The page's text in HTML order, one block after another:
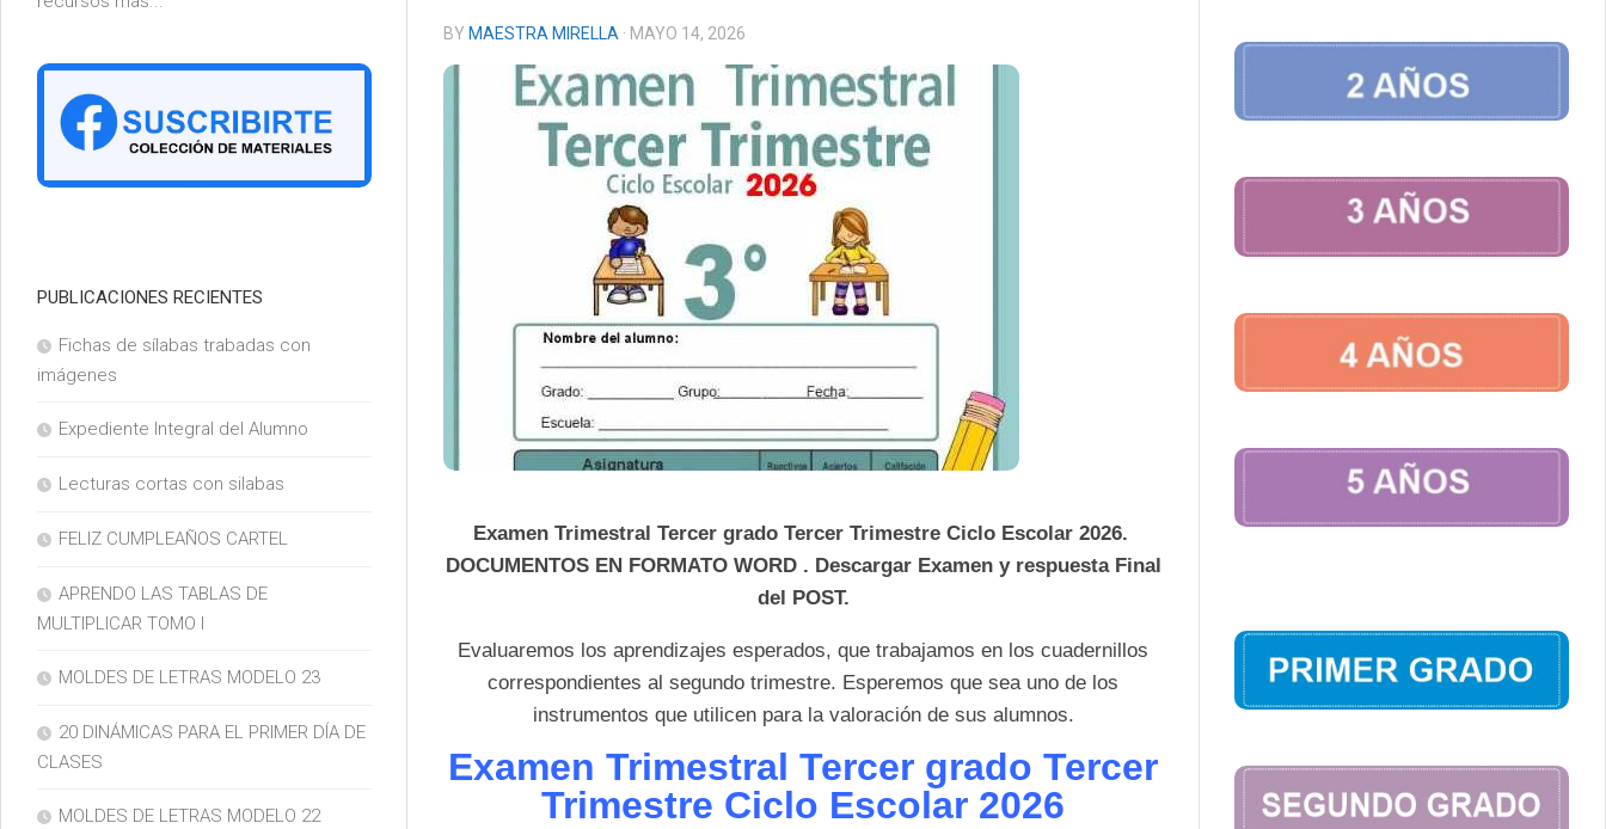
BY MAESTRA MIRELLA · MAYO 14, 2026
Examen Trimestral Tercer grado Tercer Trimestre Ciclo Escolar 2026.
DOCUMENTOS EN FORMATO WORD . Descargar Examen y respuesta Final
del POST.
Evaluaremos los aprendizajes esperados, que trabajamos en los cuadernillos
correspondientes al segundo trimestre. Esperemos que sea uno de los
instrumentos que utilicen para la valoración de sus alumnos.
Examen Trimestral Tercer grado Tercer
Trimestre Ciclo Escolar 2026
PUBLICACIONES RECIENTES
Fichas de sílabas trabadas con
imágenes
Expediente Integral del Alumno
Lecturas cortas con silabas
FELIZ CUMPLEAÑOS CARTEL
APRENDO LAS TABLAS DE
MULTIPLICAR TOMO I
MOLDES DE LETRAS MODELO 23
20 DINÁMICAS PARA EL PRIMER DÍA DE
CLASES
MOLDES DE LETRAS MODELO 22